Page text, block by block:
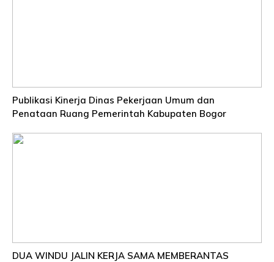
Publikasi Kinerja Dinas Pekerjaan Umum dan
Penataan Ruang Pemerintah Kabupaten Bogor
DUA WINDU JALIN KERJA SAMA MEMBERANTAS